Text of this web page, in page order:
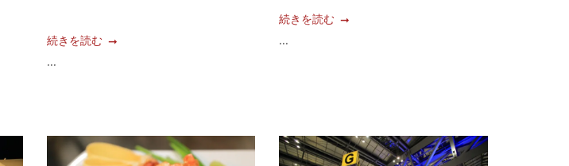
続きを読む
...
続きを読む
...